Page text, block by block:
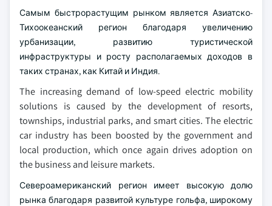
Самым быстрорастущим рынком является Азиатско-
Тихоокеанский регион благодаря увеличению
урбанизации, развитию туристической
инфраструктуры и росту располагаемых доходов в
таких странах, как Китай и Индия.
The increasing demand of low-speed electric mobility
solutions is caused by the development of resorts,
townships, industrial parks, and smart cities. The electric
car industry has been boosted by the government and
local production, which once again drives adoption on
the business and leisure markets.
Североамериканский регион имеет высокую долю
рынка благодаря развитой культуре гольфа, широкому